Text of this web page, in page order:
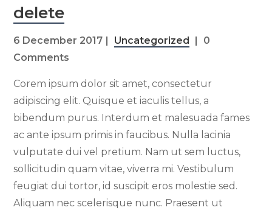
delete
6 December 2017 Uncategorized
0
Comments
Corem ipsum dolor sit amet, consectetur
adipiscing elit. Quisque et iaculis tellus, a
bibendum purus. Interdum et malesuada fames
ac ante ipsum primis in faucibus. Nulla lacinia
vulputate dui vel pretium. Nam ut sem luctus,
sollicitudin quam vitae, viverra mi. Vestibulum
feugiat dui tortor, id suscipit eros molestie sed.
Aliquam nec scelerisque nunc. Praesent ut